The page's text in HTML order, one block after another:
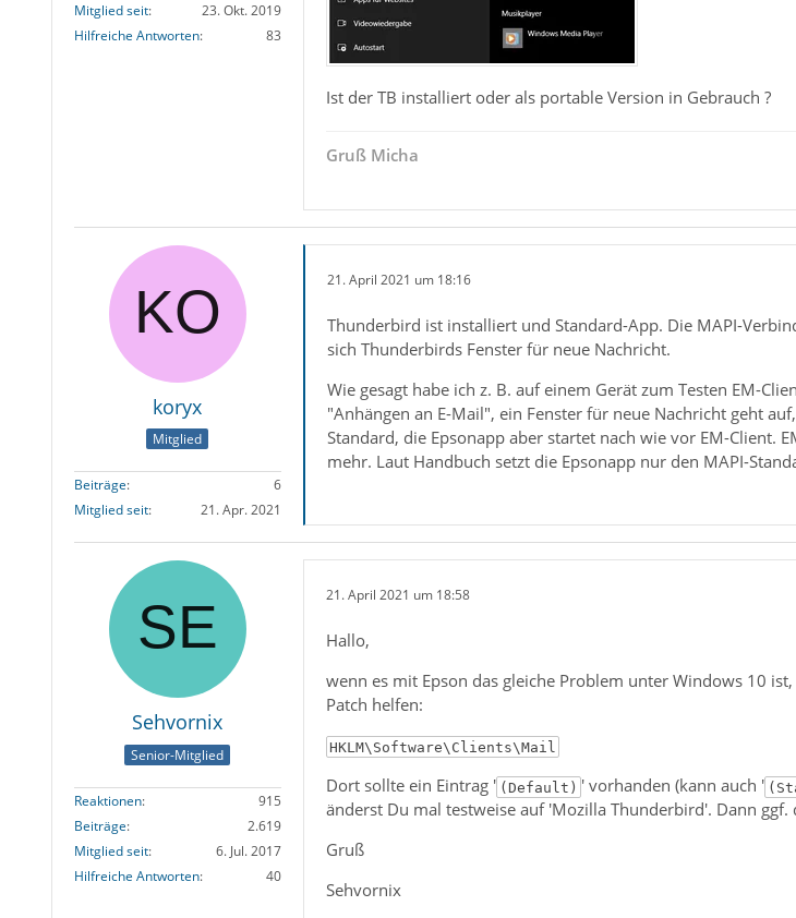
Mitglied seit
23. Okt. 2019
Hilfreiche Antworten
83
Ist der TB installiert oder als portable Version in Gebrauch ?
Gruß Micha
koryx
Mitglied
Beiträge
6
Mitglied seit
21. Apr. 2021
21. April 2021 um 18:16
Thunderbird ist installiert und Standard-App. Die MAPI-
sich Thunderbirds Fenster für neue Nachricht.
Wie gesagt habe ich z. B. auf einem Gerät zum Testen EM-
"Anhängen an E-Mail", ein Fenster für neue Nachricht geht
Standard, die Epsonapp aber startet nach wie vor EM-Client.
mehr. Laut Handbuch setzt die Epsonapp nur den MAPI-
Sehvornix
Senior-Mitglied
Reaktionen
915
Beiträge
2.619
Mitglied seit
6. Jul. 2017
Hilfreiche Antworten
40
21. April 2021 um 18:58
Hallo,
wenn es mit Epson das gleiche Problem unter Windows 10
Patch helfen:
HKLM\Software\Clients\Mail
Dort sollte ein Eintrag ' (Default) ' vorhanden (kann auch '
änderst Du mal testweise auf 'Mozilla Thunderbird'. Dann
Gruß
Sehvornix